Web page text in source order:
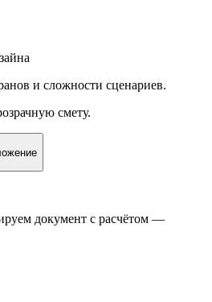
и сложности сценариев.
смету.
документ с расчётом —